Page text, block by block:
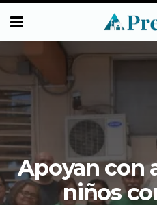
Apoyan con
niños